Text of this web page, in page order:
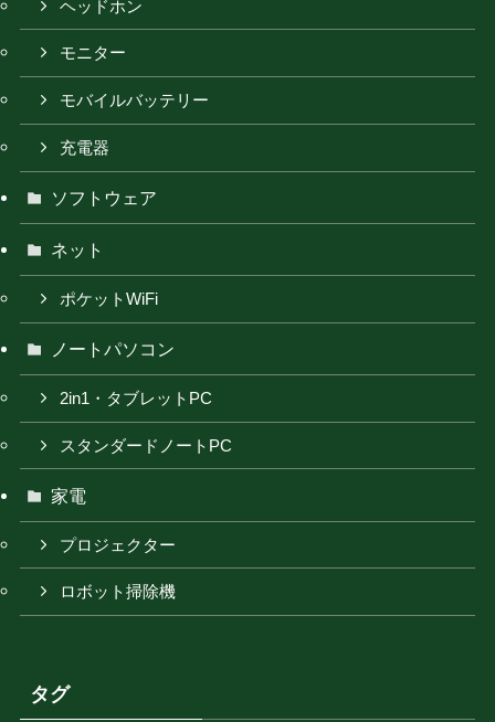
ヘッドホン
モニター
モバイルバッテリー
充電器
ソフトウェア
ネット
ポケットWiFi
ノートパソコン
2in1・タブレットPC
スタンダードノートPC
家電
プロジェクター
ロボット掃除機
タグ